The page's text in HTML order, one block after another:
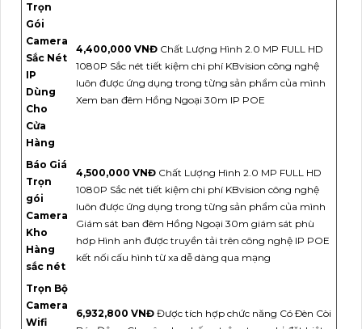
Trọn
Gói
Camera
Sắc Nét
IP
Dùng
Cho
Cửa
Hàng
4,400,000 VNĐ Chất Lượng Hình 2.0 MP FULL HD
1080P Sắc nét tiết kiệm chi phí KBvision công nghệ
luôn được ứng dụng trong từng sản phẩm của mình
Xem ban đêm Hồng Ngoại 30m IP POE
Báo Giá
Trọn
gói
Camera
Kho
Hàng
sắc nét
4,500,000 VNĐ Chất Lượng Hình 2.0 MP FULL HD
1080P Sắc nét tiết kiệm chi phí KBvision công nghệ
luôn được ứng dụng trong từng sản phẩm của mình
Giám sát ban đêm Hồng Ngoại 30m giám sát phù
hơp Hình anh được truyền tải trên công nghệ IP POE
kết nối cấu hình từ xa dễ dàng qua mạng
Trọn Bộ
Camera
Wifi
6,932,800 VNĐ Được tích hợp chức năng Có Ðèn Còi